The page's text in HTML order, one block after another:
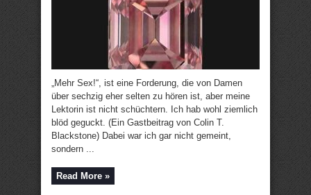
„Mehr Sex!“, ist eine Forderung, die von Damen
über sechzig eher selten zu hören ist, aber meine
Lektorin ist nicht schüchtern. Ich hab wohl ziemlich
blöd geguckt. (Ein Gastbeitrag von Colin T.
Blackstone) Dabei war ich gar nicht gemeint,
sondern ...
Read More »